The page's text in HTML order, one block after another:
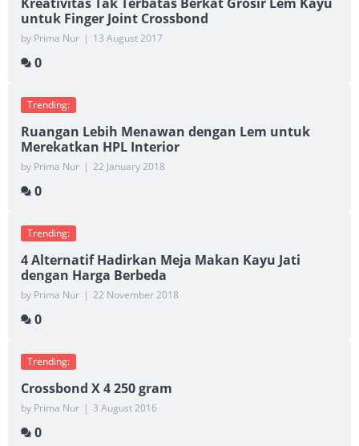
Kreativitas Tak Terbatas Berkat Grosir Lem Kayu
untuk Finger Joint Crossbond
by Prima Nur | 13 August 2017
0
Trending:
Ruangan Lebih Menawan dengan Lem untuk
Merekatkan HPL Interior
by Prima Nur | 22 January 2018
0
Trending:
4 Alternatif Hadirkan Meja Makan Kayu Jati
dengan Harga Berbeda
by Prima Nur | 22 November 2018
0
Trending:
Crossbond X 4 250 gram
by Prima Nur | 3 August 2016
0